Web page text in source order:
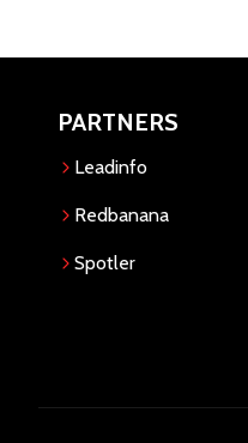
PARTNERS
Leadinfo
Redbanana
Spotler